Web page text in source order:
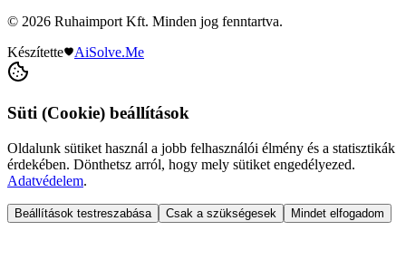
© 2026 Ruhaimport Kft. Minden jog fenntartva.
Készítette
AiSolve.Me
Süti (Cookie) beállítások
Oldalunk sütiket használ a jobb felhasználói élmény és a statisztikák
érdekében. Dönthetsz arról, hogy mely sütiket engedélyezed.
Adatvédelem.
Beállítások testreszabása Csak a szükségesek Mindet elfogadom